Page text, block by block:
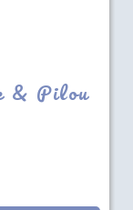
& Pilou